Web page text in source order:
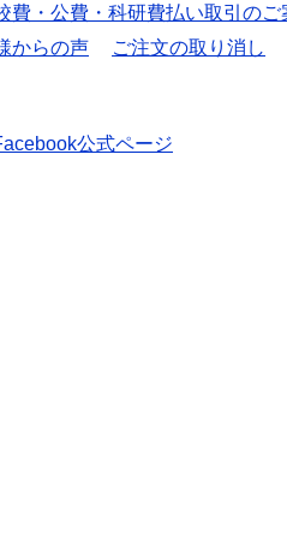
費・公費・科研費払い取引のご
からの声 ご注文の取り消し
公式ページ